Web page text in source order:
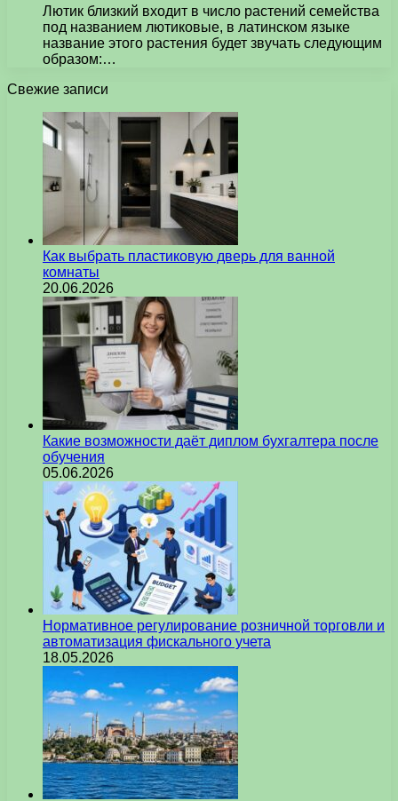
Лютик близкий входит в число растений семейства
под названием лютиковые, в латинском языке
название этого растения будет звучать следующим
образом:…
Свежие записи
Как выбрать пластиковую дверь для ванной
комнаты
20.06.2026
Какие возможности даёт диплом бухгалтера после
обучения
05.06.2026
Нормативное регулирование розничной торговли и
автоматизация фискального учета
18.05.2026